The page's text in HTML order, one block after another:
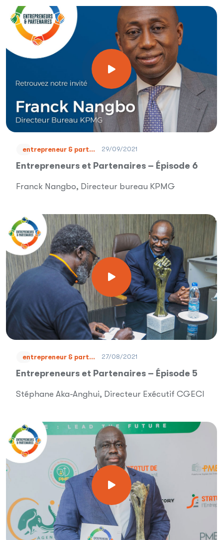
entrepreneur & part... 29/09/2021
Entrepreneurs et Partenaires – Épisode 6
Franck Nangbo, Directeur bureau KPMG
entrepreneur & part... 27/08/2021
Entrepreneurs et Partenaires – Épisode 5
Stéphane Aka-Anghui, Directeur Exécutif CGECI